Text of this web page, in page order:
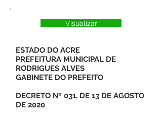
Visualizar
ESTADO DO ACRE
PREFEITURA MUNICIPAL DE
RODRIGUES ALVES
GABINETE DO PREFEITO
DECRETO Nº 031, DE 13 DE AGOSTO
DE 2020